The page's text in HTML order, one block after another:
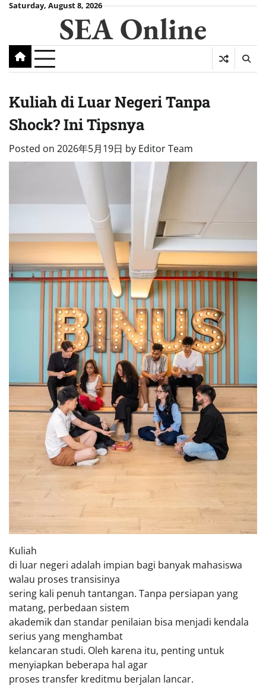
SkipSaturday, August 8, 2026
SEA Online
Kuliah di Luar Negeri Tanpa
Shock? Ini Tipsnya
Posted on 2026年5月19日 by Editor Team
Kuliah
di luar negeri adalah impian bagi banyak mahasiswa
walau proses transisinya
sering kali penuh tantangan. Tanpa persiapan yang
matang, perbedaan sistem
akademik dan standar penilaian bisa menjadi kendala
serius yang menghambat
kelancaran studi. Oleh karena itu, penting untuk
menyiapkan beberapa hal agar
proses transfer kreditmu berjalan lancar.